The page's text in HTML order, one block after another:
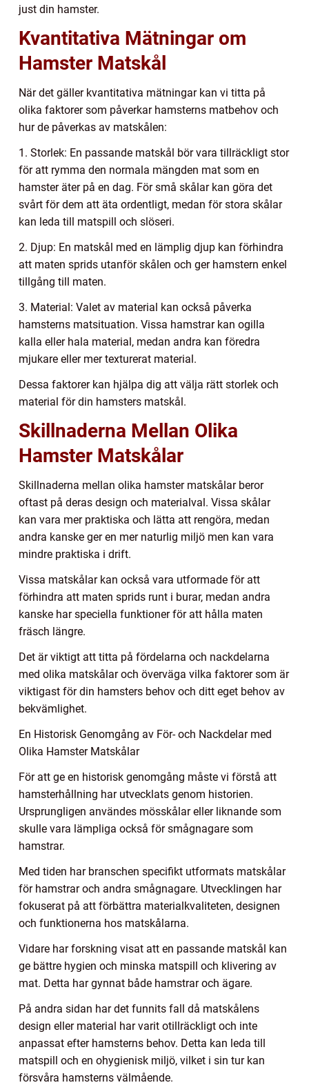
just din hamster.
Kvantitativa Mätningar om
Hamster Matskål
När det gäller kvantitativa mätningar kan vi titta på
olika faktorer som påverkar hamsterns matbehov och
hur de påverkas av matskålen:
1. Storlek: En passande matskål bör vara tillräckligt stor
för att rymma den normala mängden mat som en
hamster äter på en dag. För små skålar kan göra det
svårt för dem att äta ordentligt, medan för stora skålar
kan leda till matspill och slöseri.
2. Djup: En matskål med en lämplig djup kan förhindra
att maten sprids utanför skålen och ger hamstern enkel
tillgång till maten.
3. Material: Valet av material kan också påverka
hamsterns matsituation. Vissa hamstrar kan ogilla
kalla eller hala material, medan andra kan föredra
mjukare eller mer texturerat material.
Dessa faktorer kan hjälpa dig att välja rätt storlek och
material för din hamsters matskål.
Skillnaderna Mellan Olika
Hamster Matskålar
Skillnaderna mellan olika hamster matskålar beror
oftast på deras design och materialval. Vissa skålar
kan vara mer praktiska och lätta att rengöra, medan
andra kanske ger en mer naturlig miljö men kan vara
mindre praktiska i drift.
Vissa matskålar kan också vara utformade för att
förhindra att maten sprids runt i burar, medan andra
kanske har speciella funktioner för att hålla maten
fräsch längre.
Det är viktigt att titta på fördelarna och nackdelarna
med olika matskålar och överväga vilka faktorer som är
viktigast för din hamsters behov och ditt eget behov av
bekvämlighet.
En Historisk Genomgång av För- och Nackdelar med
Olika Hamster Matskålar
För att ge en historisk genomgång måste vi förstå att
hamsterhållning har utvecklats genom historien.
Ursprungligen användes mösskålar eller liknande som
skulle vara lämpliga också för smågnagare som
hamstrar.
Med tiden har branschen specifikt utformats matskålar
för hamstrar och andra smågnagare. Utvecklingen har
fokuserat på att förbättra materialkvaliteten, designen
och funktionerna hos matskålarna.
Vidare har forskning visat att en passande matskål kan
ge bättre hygien och minska matspill och klivering av
mat. Detta har gynnat både hamstrar och ägare.
På andra sidan har det funnits fall då matskålens
design eller material har varit otillräckligt och inte
anpassat efter hamsterns behov. Detta kan leda till
matspill och en ohygienisk miljö, vilket i sin tur kan
försvåra hamsterns välmående.